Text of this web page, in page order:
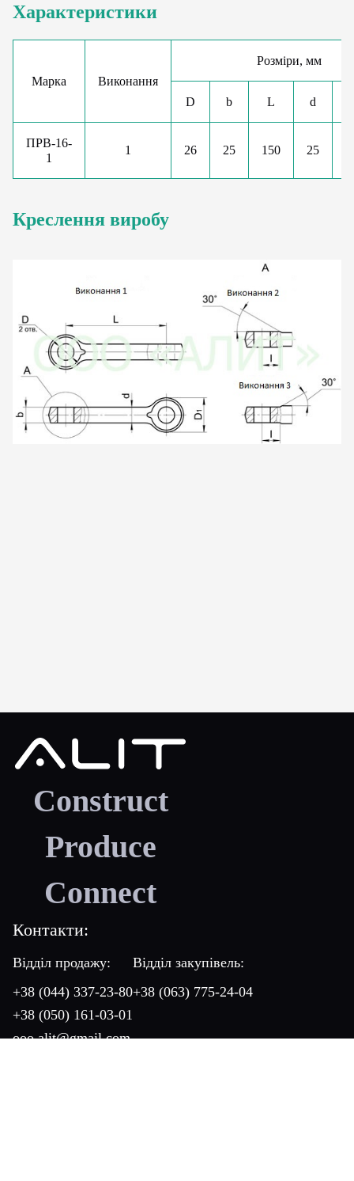
Характеристики
Марка Виконання
Розміри, мм
D b L d
ПРВ-16-
1
1 26 25 150 25
Креслення виробу
Construct
Produce
Connect
Контакти:
Відділ продажу:
+38 (044) 337-23-80
+38 (050) 161-03-01
ooo.alit@gmail.com
Відділ закупівель:
+38 (063) 775-24-04